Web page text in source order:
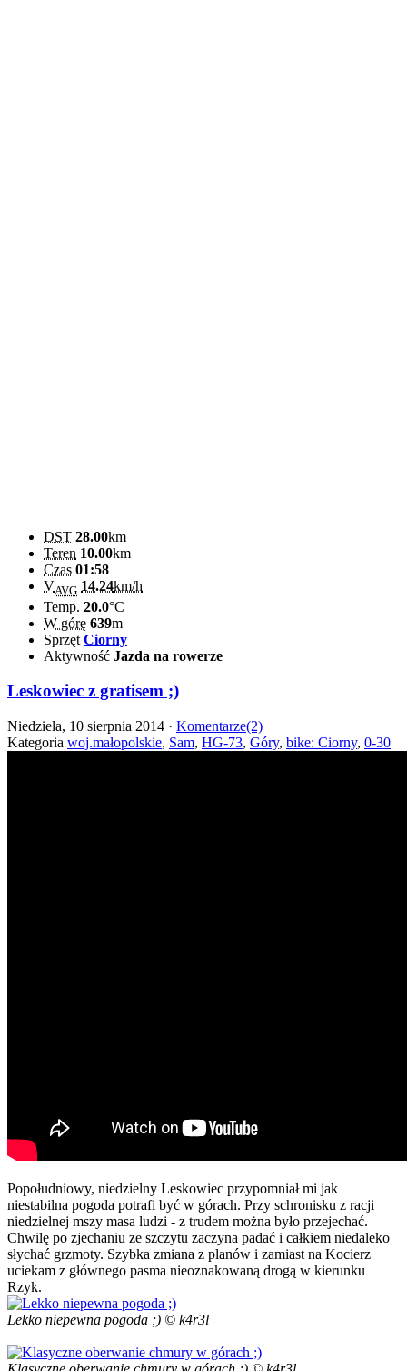
DST 28.00km
Teren 10.00km
Czas 01:58
VAVG 14.24km/h
Temp. 20.0°C
W górę 639m
Sprzęt Ciorny
Aktywność Jazda na rowerze
Leskowiec z gratisem ;)
Niedziela, 10 sierpnia 2014 · Komentarze(2)
Kategoria woj.małopolskie, Sam, HG-73, Góry, bike: Ciorny, 0-30
Popołudniowy, niedzielny Leskowiec przypomniał mi jak
niestabilna pogoda potrafi być w górach. Przy schronisku z racji
niedzielnej mszy masa ludzi - z trudem można było przejechać.
Chwilę po zjechaniu ze szczytu zaczyna padać i całkiem niedaleko
słychać grzmoty. Szybka zmiana z planów i zamiast na Kocierz
uciekam z głównego pasma nieoznakowaną drogą w kierunku
Rzyk.
Lekko niepewna pogoda ;) © k4r3l